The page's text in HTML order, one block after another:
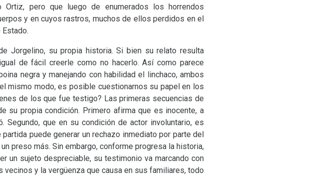
pero que luego de enumerados los horrendos
y en cuyos rastros, muchos de ellos perdidos en el
Jorgelino, su propia historia. Si bien su relato resulta
de fácil creerle como no hacerlo. Así como parece
negra y manejando con habilidad el linchaco, ambos
mismo modo, es posible cuestionarnos su papel en los
de los que fue testigo? Las primeras secuencias de
su propia condición. Primero afirma que es inocente, a
que en su condición de actor involuntario, es
puede generar un rechazo inmediato por parte del
preso más. Sin embargo, conforme progresa la historia,
un sujeto despreciable, su testimonio va marcando con
y la vergüenza que causa en sus familiares, todo